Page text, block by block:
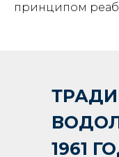
принципом
1961